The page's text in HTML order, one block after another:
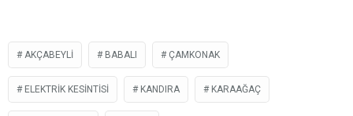
AKÇABEYLI BABALI ÇAMKONAK
ELEKTRIK KESINTISI KANDIRA KARAAĞAÇ